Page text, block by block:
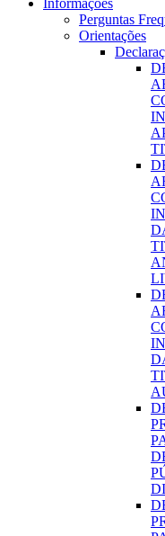
Informações
Perguntas
Orientações